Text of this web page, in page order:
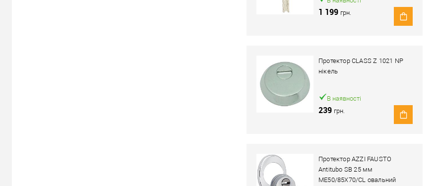
1 199 грн.
Протектор CLASS Z 1021 NP
нікель
В наявності
239 грн.
Протектор AZZI FAUSTO
Antitubo SB 25 мм
ME50/85X70/CL овальний